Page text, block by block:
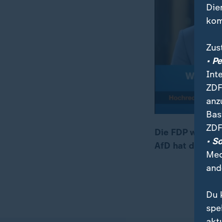
00:11 03:06
Die FDP wolle
AfD hat der
•
•
Du